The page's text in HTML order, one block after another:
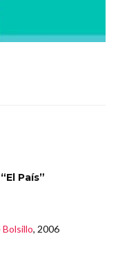
País”
Bolsillo, 2006